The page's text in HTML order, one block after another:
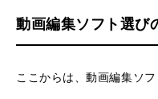
動画編集ソフト選び
ここからは、動画編集ソ